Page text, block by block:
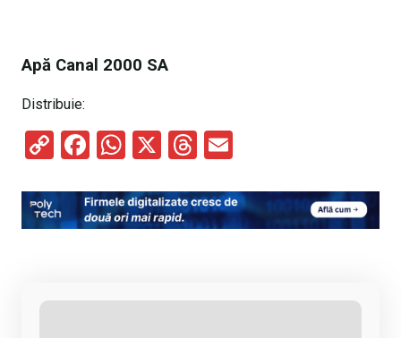
Apă Canal 2000 SA
Distribuie:
C
py
Li
F
ce
b
W
at
s
X
T
e
a
ail